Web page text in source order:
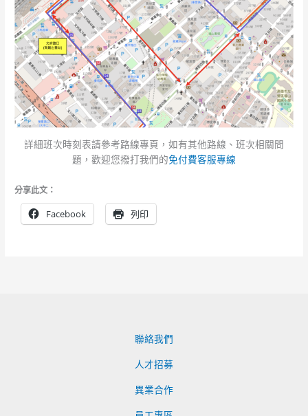
詳細班次時刻表請參考路線專頁，如有其他路線、班次相關問
題，歡迎您撥打我們的免付費客服專線
分享此文：
Facebook 列印
聯絡我們
人才招募
異業合作